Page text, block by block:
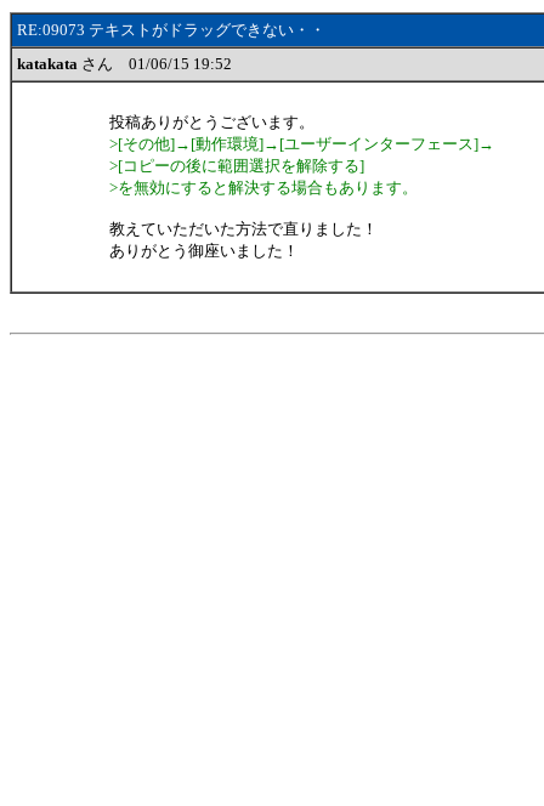
RE:09073 テキストがドラッグできない・・
katakata さん 01/06/15 19:52
投稿ありがとうございます。
>[その他]→[動作環境]→[ユーザーインターフェース]→
>[コピーの後に範囲選択を解除する]
>を無効にすると解決する場合もあります。
教えていただいた方法で直りました！
ありがとう御座いました！